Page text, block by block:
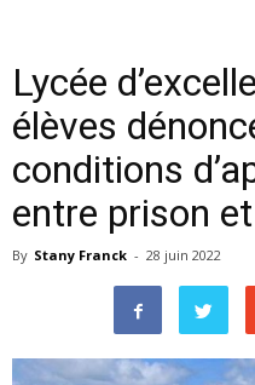
Lycée
élèves
conditions
entre prison et
By Stany Franck - 28 juin 2022